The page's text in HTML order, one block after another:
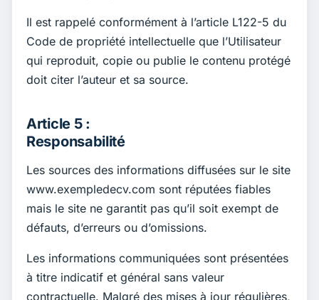
Il est rappelé conformément à l’article L122-5 du
Code de propriété intellectuelle que l’Utilisateur
qui reproduit, copie ou publie le contenu protégé
doit citer l’auteur et sa source.
Article 5 :
Responsabilité
Les sources des informations diffusées sur le site
www.exempledecv.com sont réputées fiables
mais le site ne garantit pas qu’il soit exempt de
défauts, d’erreurs ou d’omissions.
Les informations communiquées sont présentées
à titre indicatif et général sans valeur
contractuelle. Malgré des mises à jour régulières,